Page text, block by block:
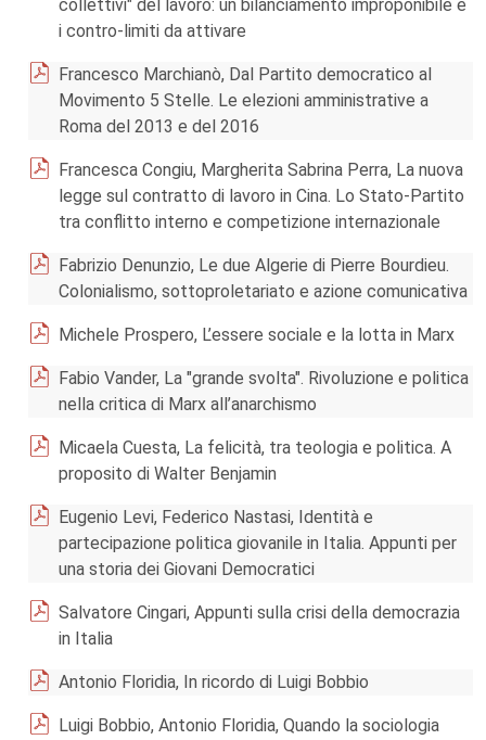
collettivi" del lavoro: un bilanciamento improponibile e
i contro-limiti da attivare
Francesco Marchianò, Dal Partito democratico al
Movimento 5 Stelle. Le elezioni amministrative a
Roma del 2013 e del 2016
Francesca Congiu, Margherita Sabrina Perra, La nuova
legge sul contratto di lavoro in Cina. Lo Stato-Partito
tra conflitto interno e competizione internazionale
Fabrizio Denunzio, Le due Algerie di Pierre Bourdieu.
Colonialismo, sottoproletariato e azione comunicativa
Michele Prospero, L’essere sociale e la lotta in Marx
Fabio Vander, La "grande svolta". Rivoluzione e politica
nella critica di Marx all’anarchismo
Micaela Cuesta, La felicità, tra teologia e politica. A
proposito di Walter Benjamin
Eugenio Levi, Federico Nastasi, Identità e
partecipazione politica giovanile in Italia. Appunti per
una storia dei Giovani Democratici
Salvatore Cingari, Appunti sulla crisi della democrazia
in Italia
Antonio Floridia, In ricordo di Luigi Bobbio
Luigi Bobbio, Antonio Floridia, Quando la sociologia